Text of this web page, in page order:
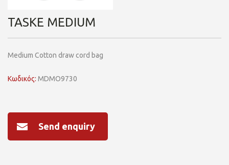
TASKE MEDIUM
Medium Cotton draw cord bag
Κωδικός: MDMO9730
Send enquiry